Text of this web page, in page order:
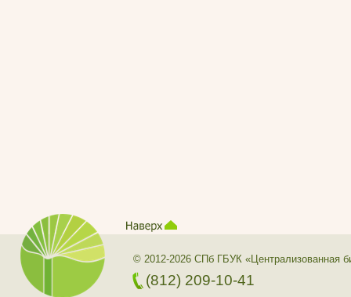
© 2012-2026 СПб ГБУК «Централизованная
(812) 209-10-41